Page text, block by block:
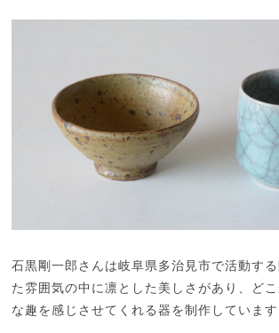
石黒剛一郎さんは岐阜県多治見市で活動す
た雰囲気の中に凛とした美しさがあり、ど
な趣を感じさせてくれる器を制作しています